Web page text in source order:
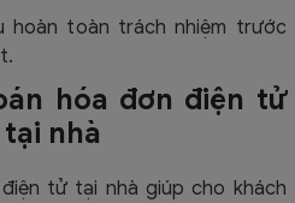
hoàn toàn trách nhiệm trước
hóa đơn điện tử
nhà
tử tại nhà giúp cho khách